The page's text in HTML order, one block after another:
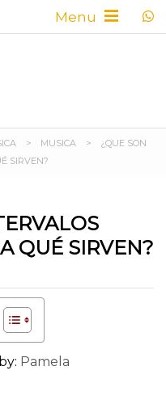
> MUSICA >
¿QUE SON
SIRVEN?
QUÉ SIRVEN?
Pamela